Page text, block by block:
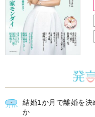
結婚1か月で離婚を決
か